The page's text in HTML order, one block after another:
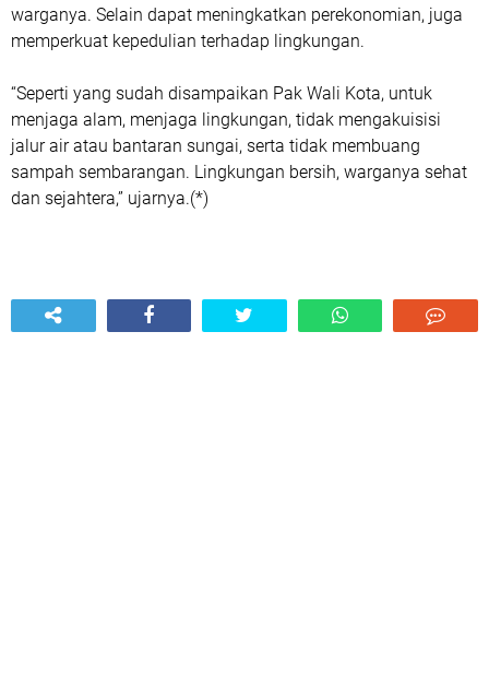
warganya. Selain dapat meningkatkan perekonomian, juga
memperkuat kepedulian terhadap lingkungan.
“Seperti yang sudah disampaikan Pak Wali Kota, untuk
menjaga alam, menjaga lingkungan, tidak mengakuisisi
jalur air atau bantaran sungai, serta tidak membuang
sampah sembarangan. Lingkungan bersih, warganya sehat
dan sejahtera,” ujarnya.(*)